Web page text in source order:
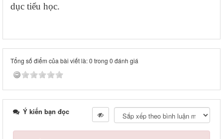
dục tiểu học.
Tổng số điểm của bài viết là: 0 trong 0 đánh giá
Ý kiến bạn đọc